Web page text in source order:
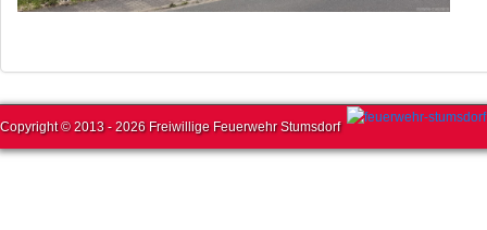
Copyright © 2013 - 2026 Freiwillige Feuerwehr Stumsdorf